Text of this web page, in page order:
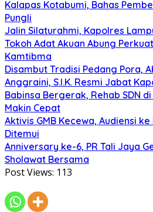
Kalapas Kotabumi, Bahas
Pungli
Jalin Silaturahmi, Kapolres
Tokoh Adat Akuan Abung
Kamtibma
Disambut Tradisi Pedang Pora,
Anggraini, S.I.K. Resmi Jabat
Babinsa Bergerak, Rehab SDN
Makin Cepat
Aktivis GMB Kecewa, Audiensi
Ditemui
Anniversary ke-6, PR Tali Jaya
Sholawat Bersama
Post Views: 113